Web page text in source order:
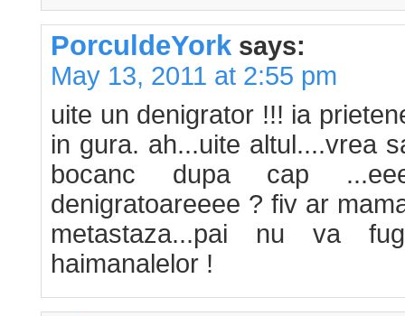
PorculdeYork says:
May 13, 2011 at 2:55 pm
uite un denigrator !!! ia
in gura. ah...uite altul....vrea
bocanc dupa cap
denigratoareeee ? fiv ar
metastaza...pai nu va
haimanalelor !